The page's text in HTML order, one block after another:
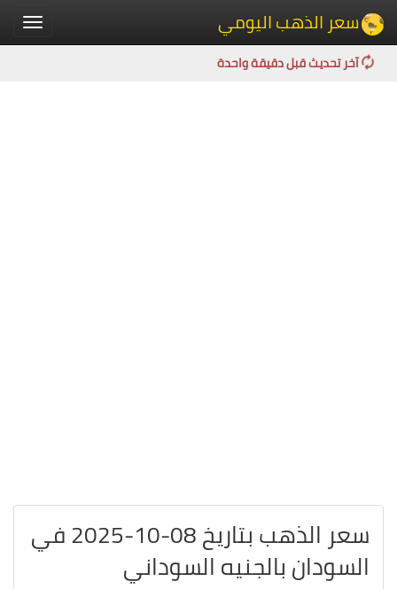
Toggle سعر الذهب اليومي
آخر تحديث قبل دقيقة واحدة
سعر الذهب بتاريخ 08-10-2025 في
السودان بالجنيه السوداني